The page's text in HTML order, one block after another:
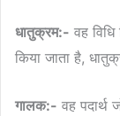
धातुक्रम:- वह
किया जाता है,
गालक:- वह पदार्थ